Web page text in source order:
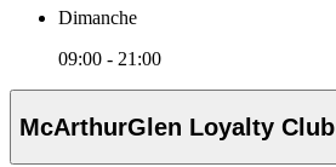
Dimanche
09:00 - 21:00
McArthurGlen Loyalty Club